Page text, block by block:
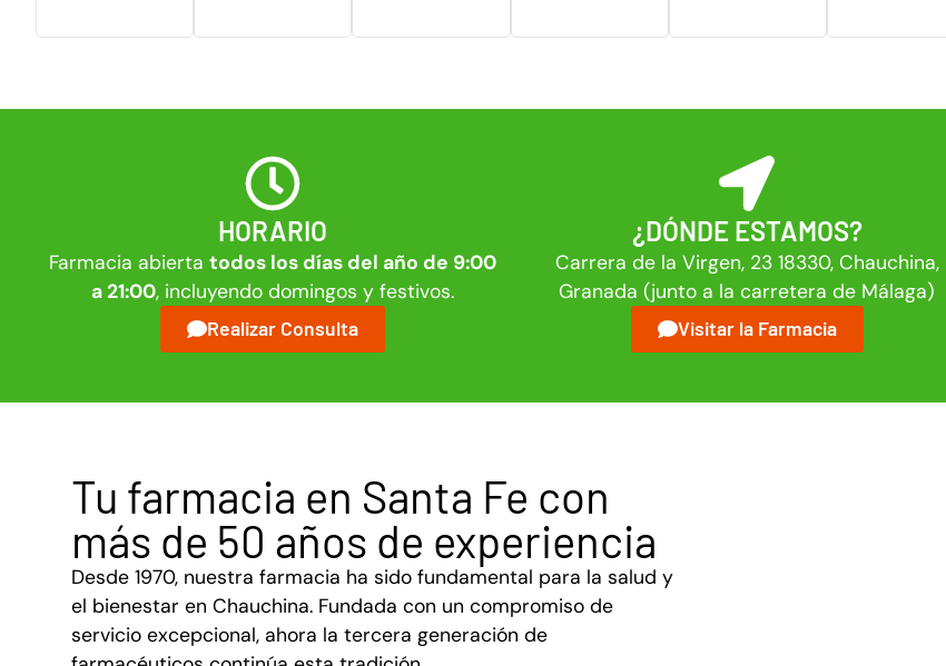
HORARIO
Farmacia abiertatodos los días del año de 9:00
a 21:00, incluyendo domingos y festivos.
Realizar Consulta
¿DÓNDE ESTAMOS?
Carrera de la Virgen, 23 18330, Chauchina,
Granada (junto a la carretera de Málaga)
Visitar la Farmacia
Tu farmacia en Santa Fe con
más de 50 años de experiencia
Desde 1970, nuestra farmacia ha sido fundamental para la salud y
el bienestar en Chauchina. Fundada con un compromiso de
servicio excepcional, ahora la tercera generación de